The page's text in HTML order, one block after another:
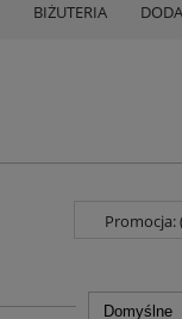
BIŻUTERIA
Promocja: